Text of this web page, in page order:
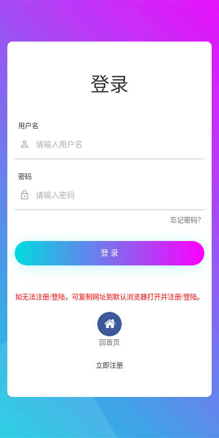
登录
用户名
密码
忘记密码？
登 录
如无法注册/登陆，可复制网址到默认浏览器打开并注册/登陆。
回首页
立即注册